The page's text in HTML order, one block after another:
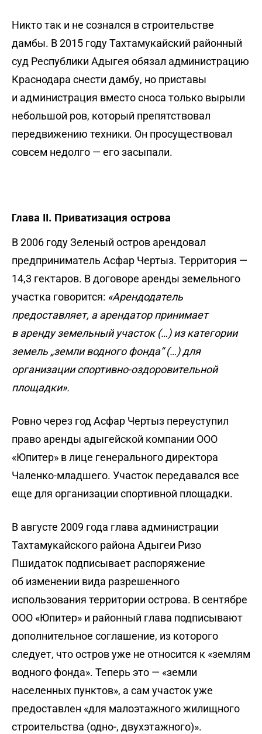
Никто так и не сознался в строительстве
дамбы. В 2015 году Тахтамукайский районный
суд Республики Адыгея обязал администрацию
Краснодара снести дамбу, но приставы
и администрация вместо сноса только вырыли
небольшой ров, который препятствовал
передвижению техники. Он просуществовал
совсем недолго — его засыпали.
Глава II. Приватизация острова
В 2006 году Зеленый остров арендовал
предприниматель Асфар Чертыз. Территория —
14,3 гектаров. В договоре аренды земельного
участка говорится: «Арендодатель
предоставляет, а арендатор принимает
в аренду земельный участок (…) из категории
земель „земли водного фонда“ (…) для
организации спортивно-оздоровительной
площадки».
Ровно через год Асфар Чертыз переуступил
право аренды адыгейской компании ООО
«Юпитер» в лице генерального директора
Чаленко-младшего. Участок передавался все
еще для организации спортивной площадки.
В августе 2009 года глава администрации
Тахтамукайского района Адыгеи Ризо
Пшидаток подписывает распоряжение
об изменении вида разрешенного
использования территории острова. В сентябре
ООО «Юпитер» и районный глава подписывают
дополнительное соглашение, из которого
следует, что остров уже не относится к «землям
водного фонда». Теперь это — «земли
населенных пунктов», а сам участок уже
предоставлен «для малоэтажного жилищного
строительства (одно-, двухэтажного)».